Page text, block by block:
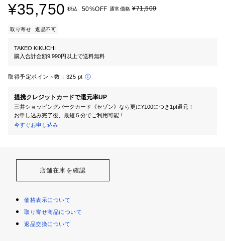
¥35,750 税込 50%OFF 通常価格 ¥71,500
取り寄せ 返品不可
TAKEO KIKUCHI
購入合計金額9,990円以上で送料無料
取得予定ポイント数： 325 pt
提携クレジットカードで還元率UP
三井ショッピングパークカード《セゾン》なら更に¥100につき1pt還元！
お申し込み完了後、最短５分でご利用可能！
今すぐお申し込み
店舗在庫を確認
価格表示について
取り寄せ商品について
返品交換について